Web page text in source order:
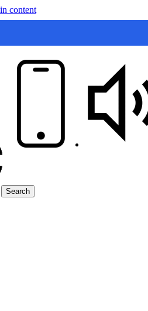
content
Search